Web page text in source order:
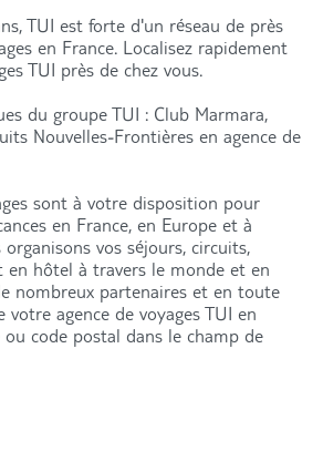
TUI est forte d'un réseau de près
en France. Localisez rapidement
TUI près de chez vous.
du groupe TUI : Club Marmara,
Nouvelles-Frontières en agence de
sont à votre disposition pour
en France, en Europe et à
vos séjours, circuits,
en hôtel à travers le monde et en
nombreux partenaires et en toute
votre agence de voyages TUI en
code postal dans le champ de